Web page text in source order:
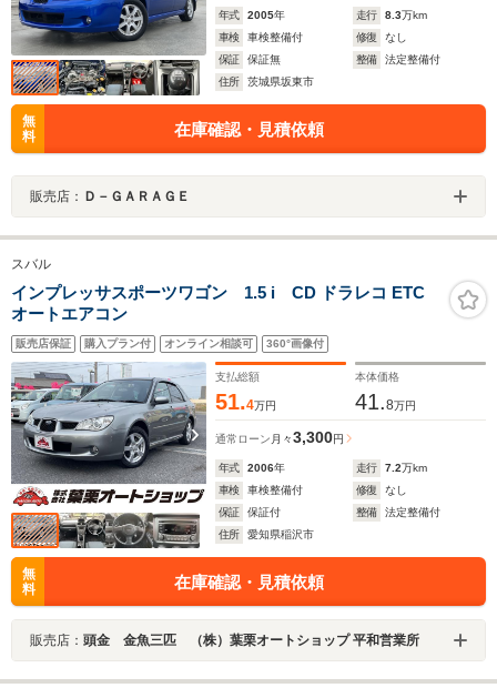
年式 2005年 走行 8.3万km
車検
車検整備付 修復
なし
保証
保証無 整備
法定整備付
住所
茨城県坂東市
無
料
在庫確認・見積依頼
販売店： Ｄ－ＧＡＲＡＧＥ
スバル
インプレッサスポーツワゴン 1.5 i CD ドラレコ ETC
オートエアコン
販売店保証 購入プラン付 オンライン相談可 360°画像付
支払総額
51.4万円
本体価格
41.8万円
通常ローン 月々3,300円
年式 2006年 走行 7.2万km
車検
車検整備付 修復
なし
保証
保証付 整備
法定整備付
住所
愛知県稲沢市
無
料
在庫確認・見積依頼
販売店： 頭金 金魚三匹 （株）葉栗オートショップ 平和営業所